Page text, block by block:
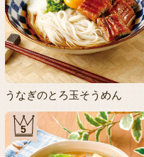
うなぎのとろ玉そうめん
5